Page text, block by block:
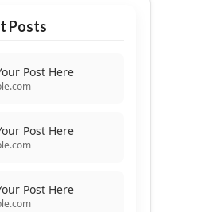
Posts
Post Here
Post Here
Post Here